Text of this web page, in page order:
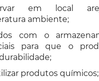
em local
ambiente;
com o
para que o
produtos químicos;